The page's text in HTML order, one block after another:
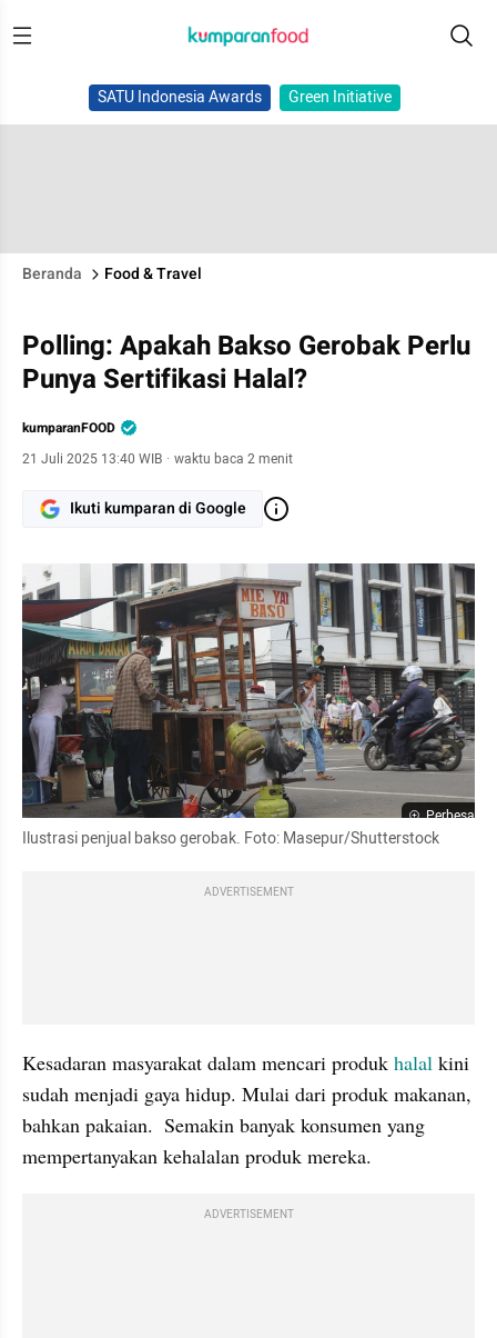
SATU Indonesia Awards Green Initiative
Beranda Food & Travel
Polling: Apakah Bakso Gerobak Perlu
Punya Sertifikasi Halal?
kumparanFOOD
21 Juli 2025 13:40 WIB · waktu baca 2 menit
Ikuti kumparan di Google
Perbesar
Ilustrasi penjual bakso gerobak. Foto: Masepur/Shutterstock
ADVERTISEMENT
Kesadaran masyarakat dalam mencari produk halal kini
sudah menjadi gaya hidup. Mulai dari produk makanan,
bahkan pakaian.  Semakin banyak konsumen yang
mempertanyakan kehalalan produk mereka.
ADVERTISEMENT